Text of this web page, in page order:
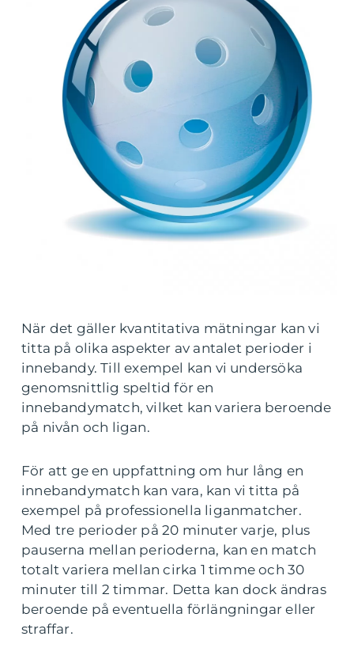
När det gäller kvantitativa mätningar kan vi
titta på olika aspekter av antalet perioder i
innebandy. Till exempel kan vi undersöka
genomsnittlig speltid för en
innebandymatch, vilket kan variera beroende
på nivån och ligan.
För att ge en uppfattning om hur lång en
innebandymatch kan vara, kan vi titta på
exempel på professionella liganmatcher.
Med tre perioder på 20 minuter varje, plus
pauserna mellan perioderna, kan en match
totalt variera mellan cirka 1 timme och 30
minuter till 2 timmar. Detta kan dock ändras
beroende på eventuella förlängningar eller
straffar.